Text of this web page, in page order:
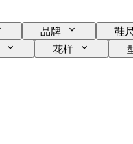
品牌 鞋
花样